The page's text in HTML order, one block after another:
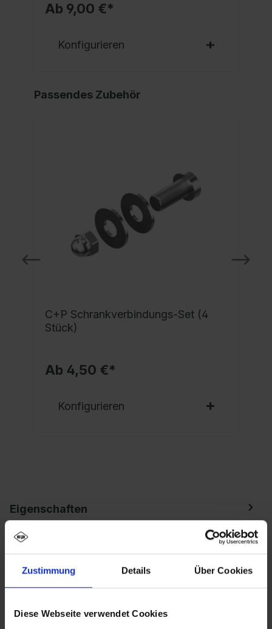
Zustimmung Details Über Cookies
Diese Webseite verwendet Cookies
Ab 9,00 €*
Konfigurieren
Passendes Zubehör
C+P Schrankverbindungs-Set (4
Stück)
Ab 4,50 €*
Konfigurieren
Eigenschaften
Spind Evolo PLUS, 1 Abteil, Abteilbreite 300 mm,
Korpus aus stabiler Stahlkonstruktion mit
hochwertiger Einbrennbeschichtung…